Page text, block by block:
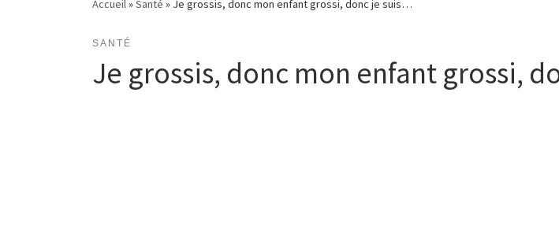
Accueil»Santé » Je grossis, donc mon enfant grossi, donc je suis…
SANTÉ
Je grossis, donc mon enfant grossi,